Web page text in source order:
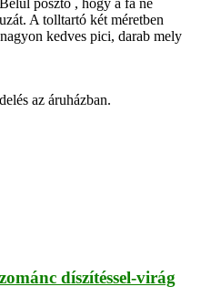
posztó , hogy a fa ne
A tolltartó két méretben
kedves pici, darab mely
az áruházban.
díszítéssel-virág